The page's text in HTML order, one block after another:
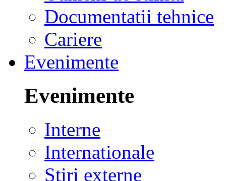
Documentatii tehnice
Cariere
Evenimente
Evenimente
Interne
Internationale
Stiri externe